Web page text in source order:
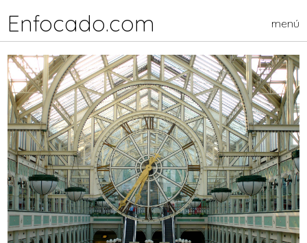
Enfocado.com menú